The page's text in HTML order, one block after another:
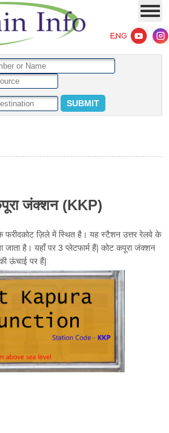
जंक्शन (KKP)
ज़िले में स्थित है। यह स्टैशन उत्तर रेलवे के
जाता है। यहाँ पर 3 प्लेटफार्म हैं| कोट कपूरा जंक्शन
ऊंचाई पर हैं|